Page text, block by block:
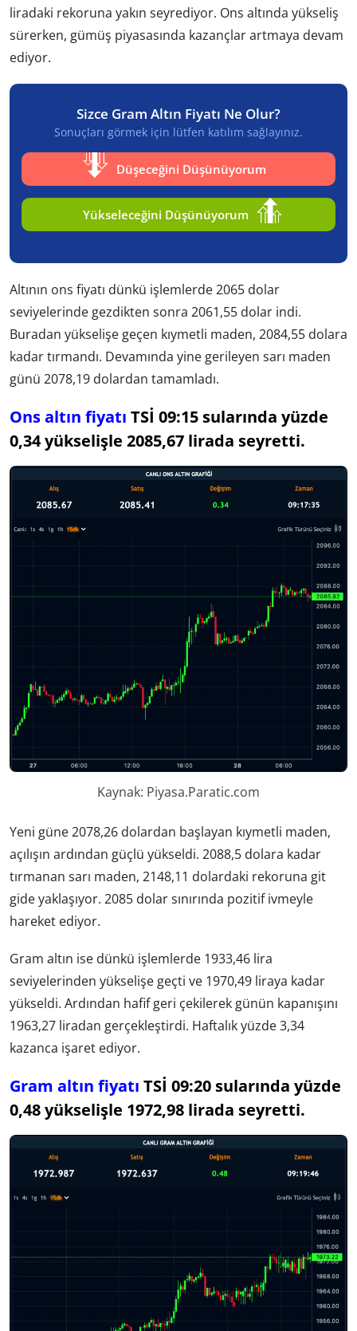
liradaki rekoruna yakın seyrediyor. Ons altında yükseliş
sürerken, gümüş piyasasında kazançlar artmaya devam
ediyor.
Sizce Gram Altın Fiyatı Ne Olur?
Sonuçları görmek için lütfen katılım sağlayınız.
Düşeceğini Düşünüyorum
Yükseleceğini Düşünüyorum
Altının ons fiyatı dünkü işlemlerde 2065 dolar
seviyelerinde gezdikten sonra 2061,55 dolar indi.
Buradan yükselişe geçen kıymetli maden, 2084,55 dolara
kadar tırmandı. Devamında yine gerileyen sarı maden
günü 2078,19 dolardan tamamladı.
Ons altın fiyatı TSİ 09:15 sularında yüzde
0,34 yükselişle 2085,67 lirada seyretti.
Kaynak: Piyasa.Paratic.com
Yeni güne 2078,26 dolardan başlayan kıymetli maden,
açılışın ardından güçlü yükseldi. 2088,5 dolara kadar
tırmanan sarı maden, 2148,11 dolardaki rekoruna git
gide yaklaşıyor. 2085 dolar sınırında pozitif ivmeyle
hareket ediyor.
Gram altın ise dünkü işlemlerde 1933,46 lira
seviyelerinden yükselişe geçti ve 1970,49 liraya kadar
yükseldi. Ardından hafif geri çekilerek günün kapanışını
1963,27 liradan gerçekleştirdi. Haftalık yüzde 3,34
kazanca işaret ediyor.
Gram altın fiyatı TSİ 09:20 sularında yüzde
0,48 yükselişle 1972,98 lirada seyretti.